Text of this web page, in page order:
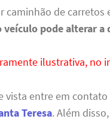
caminhão de carretos
veículo pode alterar
ilustrativa, no
vista entre em
Teresa. Além